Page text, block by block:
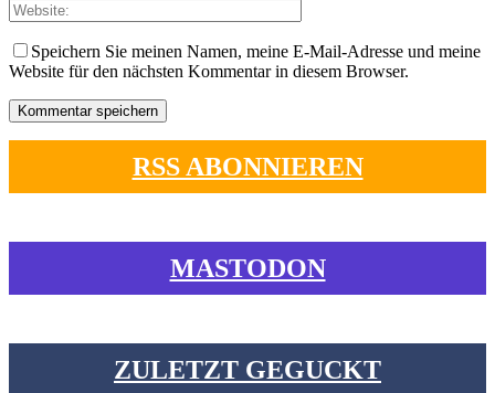
Speichern Sie meinen Namen, meine E-Mail-Adresse und meine
Website für den nächsten Kommentar in diesem Browser.
RSS ABONNIEREN
MASTODON
ZULETZT GEGUCKT